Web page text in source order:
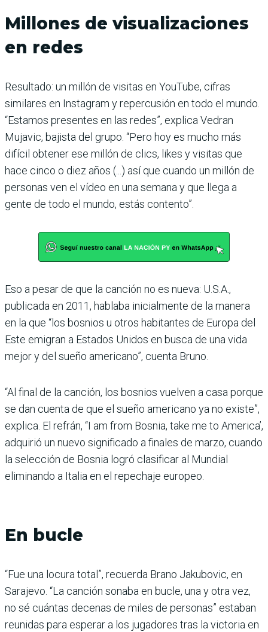
Millones de visualizaciones
en redes
Resultado: un millón de visitas en YouTube, cifras
similares en Instagram y repercusión en todo el mundo.
“Estamos presentes en las redes”, explica Vedran
Mujavic, bajista del grupo. “Pero hoy es mucho más
difícil obtener ese millón de clics, likes y visitas que
hace cinco o diez años (...) así que cuando un millón de
personas ven el vídeo en una semana y que llega a
gente de todo el mundo, estás contento”.
Eso a pesar de que la canción no es nueva: U.S.A.,
publicada en 2011, hablaba inicialmente de la manera
en la que “los bosnios u otros habitantes de Europa del
Este emigran a Estados Unidos en busca de una vida
mejor y del sueño americano”, cuenta Bruno.
“Al final de la canción, los bosnios vuelven a casa porque
se dan cuenta de que el sueño americano ya no existe”,
explica. El refrán, “I am from Bosnia, take me to America’,
adquirió un nuevo significado a finales de marzo, cuando
la selección de Bosnia logró clasificar al Mundial
eliminando a Italia en el repechaje europeo.
En bucle
“Fue una locura total”, recuerda Brano Jakubovic, en
Sarajevo. “La canción sonaba en bucle, una y otra vez,
no sé cuántas decenas de miles de personas” estaban
reunidas para esperar a los jugadores tras la victoria en